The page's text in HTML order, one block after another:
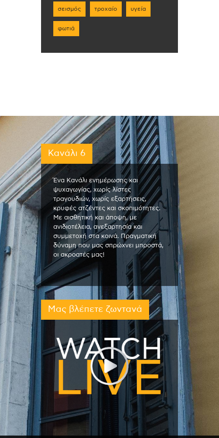
σεισμός τροχαίο υγεία
φωτιά
Κανάλι 6
Ένα Κανάλι ενημέρωσης και
ψυχαγωγίας, χωρίς λίστες
τραγουδιών, χωρίς εξαρτήσεις,
κρυφές ατζέντες και σκοπιμότητες.
Με αισθητική και άποψη, με
ανιδιοτέλεια, ανεξαρτησία και
συμμετοχή στα κοινά. Πραγματική
δύναμη που μας σπρώχνει μπροστά,
οι ακροατές μας!
Μας βλέπετε ζωντανά